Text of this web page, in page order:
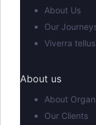
About Us
Our
Viverra tellus
About us
About
Our Clients